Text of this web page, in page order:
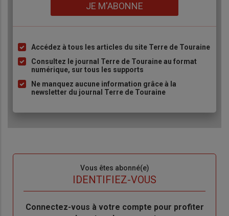
JE M'ABONNE
Liste
à
puce
Accédez à tous les articles du site Terre de Touraine
Consultez le journal Terre de Touraine au format
numérique, sur tous les supports
Ne manquez aucune information grâce à la
newsletter du journal Terre de Touraine
Vous êtes abonné(e)
IDENTIFIEZ-VOUS
Body
Connectez-vous à votre compte pour profiter